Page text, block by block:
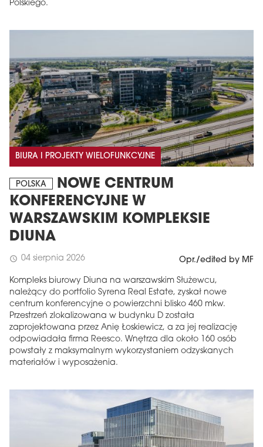
Polskiego.
BIURA I PROJEKTY WIELOFUNKCYJNE
POLSKA
NOWE CENTRUM
KONFERENCYJNE W
WARSZAWSKIM KOMPLEKSIE
DIUNA
schedule 04 sierpnia 2026 Opr./edited by MF
Kompleks biurowy Diuna na warszawskim Służewcu,
należący do portfolio Syrena Real Estate, zyskał nowe
centrum konferencyjne o powierzchni blisko 460 mkw.
Przestrzeń zlokalizowana w budynku D została
zaprojektowana przez Anię Łoskiewicz, a za jej realizację
odpowiadała firma Reesco. Wnętrza dla około 160 osób
powstały z maksymalnym wykorzystaniem odzyskanych
materiałów i wyposażenia.